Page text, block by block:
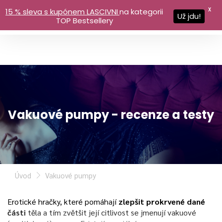
Vakuové pumpy - recenze a testy
Úvod Vakuové pumpy
Erotické hračky, které pomáhajízlepšit prokrvené dané
části těla a tím zvětšit její citlivost se jmenují vakuové
15 % sleva s kupónem LASCIVNIna kategorii
TOP Bestsellery
Už jdu!
X